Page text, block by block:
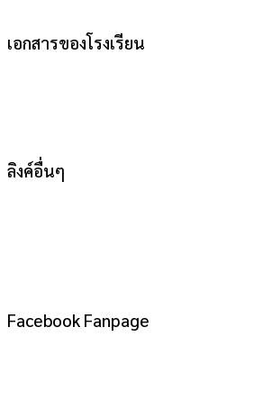
เอกสารของโรงเรียน
ลิงค์อื่นๆ
Facebook Fanpage